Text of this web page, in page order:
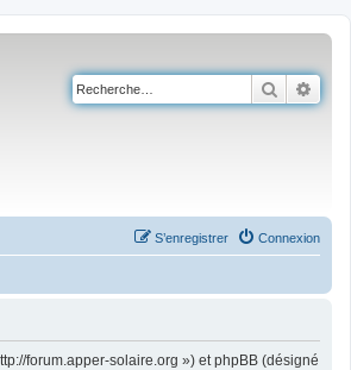
Connexion
S’enregistrer
forum.apper-solaire.org ») et phpBB (désigné